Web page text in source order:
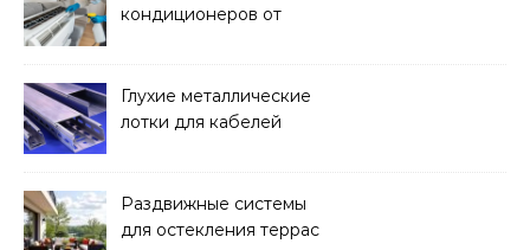
кондиционеров от
Глухие металлические
лотки для кабелей
Раздвижные системы
для остекления террас